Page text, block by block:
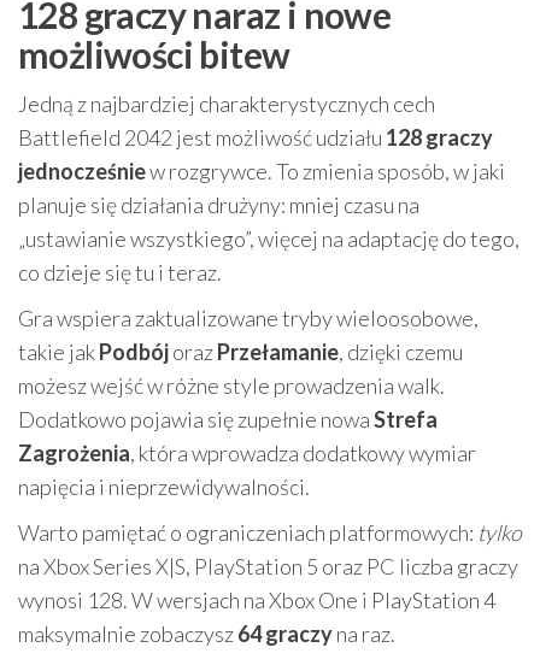
128 graczy naraz i nowe
możliwości bitew
Jedną z najbardziej charakterystycznych cech
Battlefield 2042 jest możliwość udziału 128 graczy
jednocześniew rozgrywce. To zmienia sposób, w jaki
planuje się działania drużyny: mniej czasu na
„ustawianie wszystkiego”, więcej na adaptację do tego,
co dzieje się tu i teraz.
Gra wspiera zaktualizowane tryby wieloosobowe,
takie jakPodbójorazPrzełamanie, dzięki czemu
możesz wejść w różne style prowadzenia walk.
Dodatkowo pojawia się zupełnie nowaStrefa
Zagrożenia, która wprowadza dodatkowy wymiar
napięcia i nieprzewidywalności.
Warto pamiętać o ograniczeniach platformowych: tylko
na Xbox Series X|S, PlayStation 5 oraz PC liczba graczy
wynosi 128. W wersjach na Xbox One i PlayStation 4
maksymalnie zobaczysz64 graczyna raz.